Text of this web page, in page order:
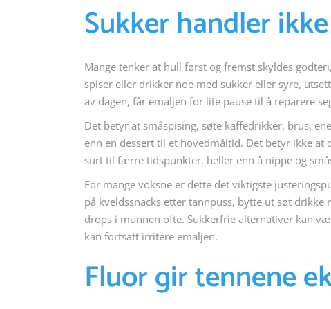
Sukker handler
Mange tenker at hull først og fremst skyldes
spiser eller drikker noe med sukker eller syre,
av dagen, får emaljen for lite pause til å reparere
Det betyr at småspising, søte kaffedrikker, brus,
enn en dessert til et hovedmåltid. Det betyr ikke at
surt til færre tidspunkter, heller enn å nippe og
For mange voksne er dette det viktigste
på kveldssnacks etter tannpuss, bytte ut søt
drops i munnen ofte. Sukkerfrie alternativer kan
kan fortsatt irritere emaljen.
Fluor gir tennene